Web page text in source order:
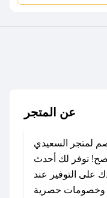
عن المتجر
لمتجر السعيدي
نوفر لك أحدث
على التوفير عند
وخصومات حصرية